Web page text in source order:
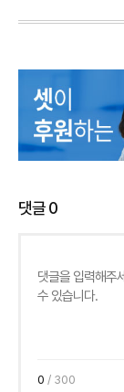
댓글0
0 / 300